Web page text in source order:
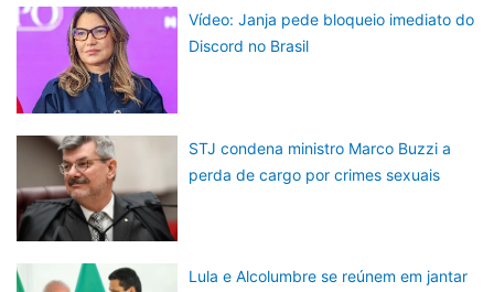
Vídeo: Janja pede bloqueio imediato do
Discord no Brasil
STJ condena ministro Marco Buzzi a
perda de cargo por crimes sexuais
Lula e Alcolumbre se reúnem em jantar